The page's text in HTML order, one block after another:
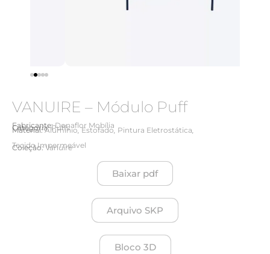
VANUIRE – Módulo Puff
Fabricante:Donaflor Mobília
Categoria:Puffs
Material:Alumínio, Estofado, Pintura Eletrostática,
Tecido Impermeável
Coleção:Vanuire
Baixar pdf
Arquivo SKP
Bloco 3D